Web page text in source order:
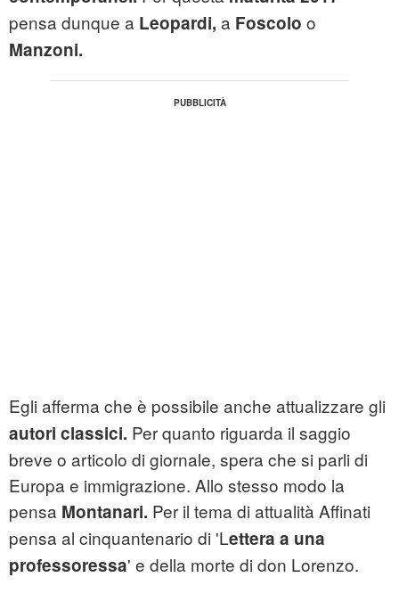
pensa dunque a Leopardi, a Foscolo o
Manzoni.
Egli afferma che è possibile anche attualizzare gli
autori classici. Per quanto riguarda il saggio
breve o articolo di giornale, spera che si parli di
Europa e immigrazione. Allo stesso modo la
pensa Montanari. Per il tema di attualità Affinati
pensa al cinquantenario di 'Lettera a una
professoressa' e della morte di don Lorenzo.